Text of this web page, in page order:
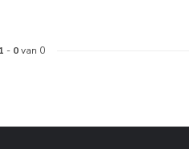
1 - 0van 0